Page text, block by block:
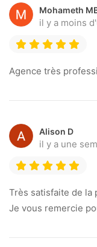
Mohameth
il y a moins
Agence très
Alison D
il y a une
Très satisfaite de la
Je vous remercie